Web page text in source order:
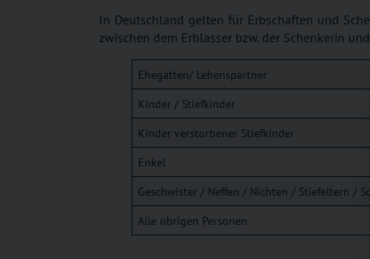
In Deutschland gelten für Erbschaften und
zwischen dem Erblasser bzw. der Schenkerin
Ehegatten/ Lebenspartner
Kinder / Stiefkinder
Kinder verstorbener Stiefkinder
Enkel
Geschwister / Neffen / Nichten / Stiefeltern /
Alle übrigen Personen